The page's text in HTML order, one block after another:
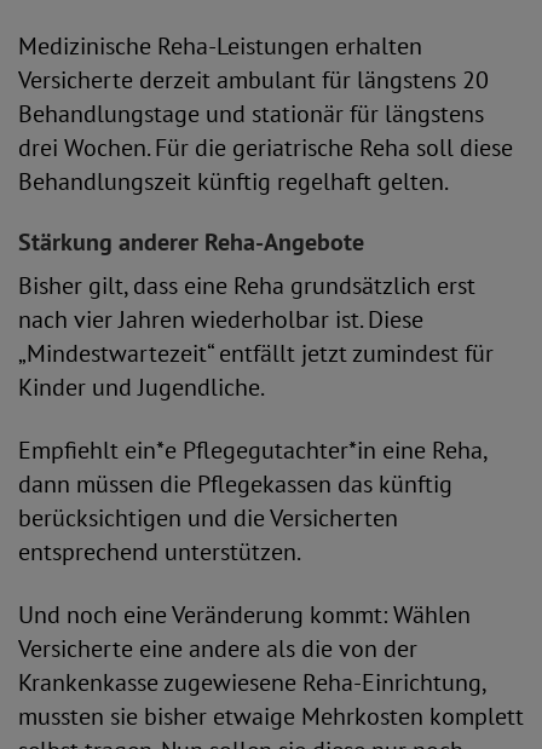
Medizinische Reha-Leistungen erhalten
Versicherte derzeit ambulant für längstens 20
Behandlungstage und stationär für längstens
drei Wochen. Für die geriatrische Reha soll diese
Behandlungszeit künftig regelhaft gelten.
Stärkung anderer Reha-Angebote
Bisher gilt, dass eine Reha grundsätzlich erst
nach vier Jahren wiederholbar ist. Diese
„Mindestwartezeit“ entfällt jetzt zumindest für
Kinder und Jugendliche.
Empfiehlt ein*e Pflegegutachter*in eine Reha,
dann müssen die Pflegekassen das künftig
berücksichtigen und die Versicherten
entsprechend unterstützen.
Und noch eine Veränderung kommt: Wählen
Versicherte eine andere als die von der
Krankenkasse zugewiesene Reha-Einrichtung,
mussten sie bisher etwaige Mehrkosten komplett